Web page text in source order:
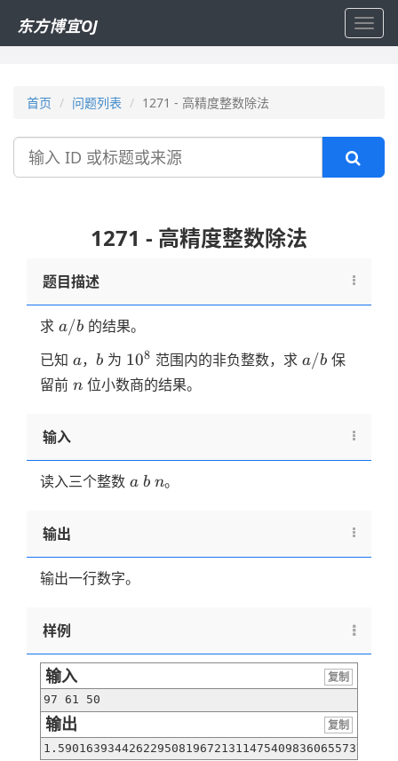
东方博宜OJ
首页 问题列表 1271 - 高精度整数除法
搜
1271 - 高精度整数除法
题目描述
求 a/b
a/b 的结果。
已知 a
a， b
b 为 10^8
108 范围内的非负整数，求 a/b
a/b 保
留前 n
n 位小数商的结果。
输入
读入三个整数 a
a b
b n
n。
输出
输出一行数字。
样例
输入
复制
97 61 50
输出
复制